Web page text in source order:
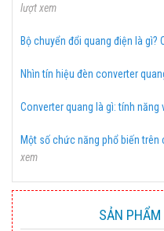
lượt xem
Bộ chuyển đổi quang điện là gì?
Nhìn tín hiệu đèn converter
Converter quang là gì: tính năng
Một số chức năng phổ biến
xem
SẢN